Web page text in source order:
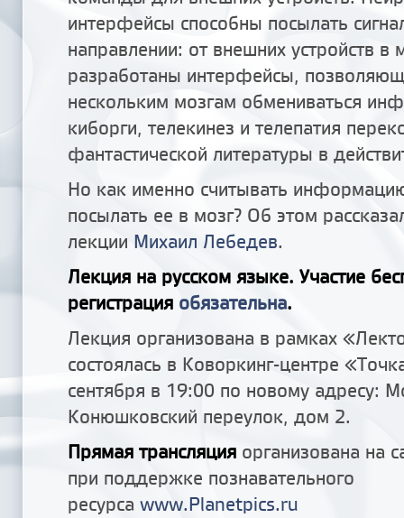
интерфейсы способны посылать
направлении: от внешних устройств в
разработаны интерфейсы,
нескольким мозгам обмениваться
киборги, телекинез и телепатия
фантастической литературы в
Но как именно считывать
посылать ее в мозг? Об этом
лекции Михаил Лебедев.
Лекция на русском языке. Участие
регистрация обязательна.
Лекция организована в рамках
состоялась в Коворкинг-центре
сентября в 19:00 по новому адресу:
Конюшковский переулок, дом 2.
Прямая трансляция организована на
при поддержке познавательного
ресурса www.Planetpics.ru